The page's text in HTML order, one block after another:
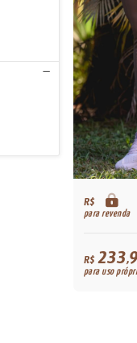
R$
para revenda
R$
para uso